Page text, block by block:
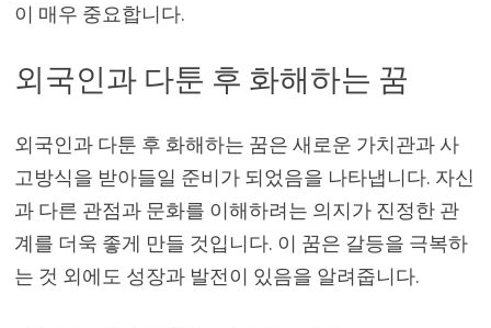
이 매우 중요합니다.
외국인과 다툰 후 화해하는 꿈
외국인과 다툰 후 화해하는 꿈은 새로운 가치관과 사
고방식을 받아들일 준비가 되었음을 나타냅니다. 자신
과 다른 관점과 문화를 이해하려는 의지가 진정한 관
계를 더욱 좋게 만들 것입니다. 이 꿈은 갈등을 극복하
는 것 외에도 성장과 발전이 있음을 알려줍니다.